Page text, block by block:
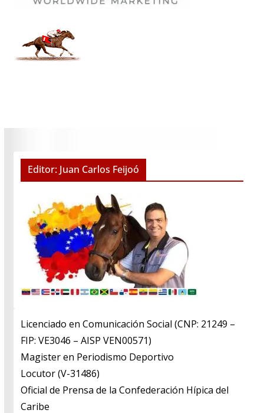
Editor: Juan Carlos Feijoó
Licenciado en Comunicación Social (CNP: 21249 –
FIP: VE3046 – AISP VEN00571)
​Magister en Periodismo Deportivo
​Locutor (V-31486)
​Oficial de Prensa de la Confederación Hípica del
Caribe